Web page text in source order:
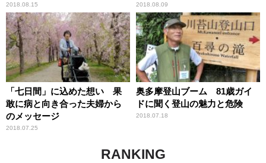
2018.08.15 2018.08.09
「七日間」に込めた想い 果
敢に病と向き合った夫婦から
のメッセージ
2018.07.25
奥多摩登山ブーム 81歳ガイ
ドに聞く登山の魅力と危険
2018.07.18
RANKING